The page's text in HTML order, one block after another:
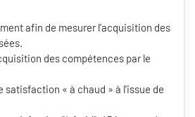
afin de mesurer l'acquisition des
des compétences par le
satisfaction « à chaud » à l'issue de